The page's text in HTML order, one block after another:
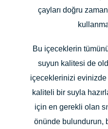
çayları doğru
Bu içeceklerin
suyun kalitesi de
içeceklerinizi evinizde
kaliteli bir suyla
için en gerekli olan
önünde bulundurun,